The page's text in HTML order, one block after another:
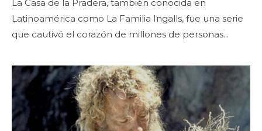
La Casa de la Pradera, también conocida en
Latinoamérica como La Familia Ingalls, fue una serie
que cautivó el corazón de millones de personas...